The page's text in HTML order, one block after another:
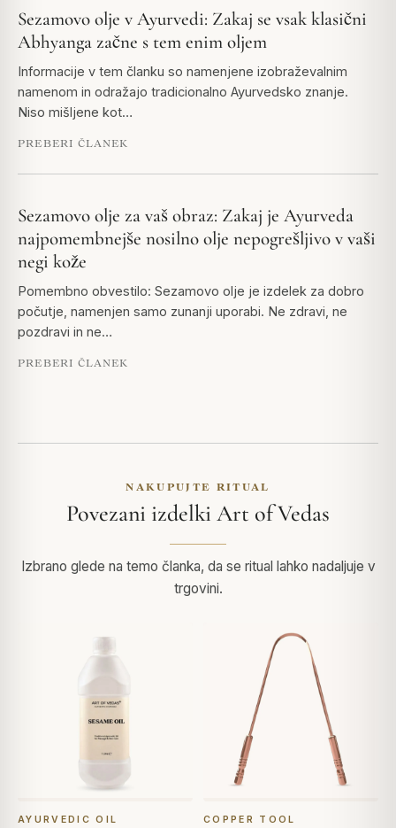
Sezamovo olje v Ayurvedi: Zakaj se vsak klasični
Abhyanga začne s tem enim oljem
Informacije v tem članku so namenjene izobraževalnim
namenom in odražajo tradicionalno Ayurvedsko znanje.
Niso mišljene kot…
PREBERI ČLANEK
Sezamovo olje za vaš obraz: Zakaj je Ayurveda
najpomembnejše nosilno olje nepogrešljivo v vaši
negi kože
Pomembno obvestilo: Sezamovo olje je izdelek za dobro
počutje, namenjen samo zunanji uporabi. Ne zdravi, ne
pozdravi in ne…
PREBERI ČLANEK
NAKUPUJTE RITUAL
Povezani izdelki Art of Vedas
Izbrano glede na temo članka, da se ritual lahko nadaljuje v
trgovini.
AYURVEDIC OIL COPPER TOOL